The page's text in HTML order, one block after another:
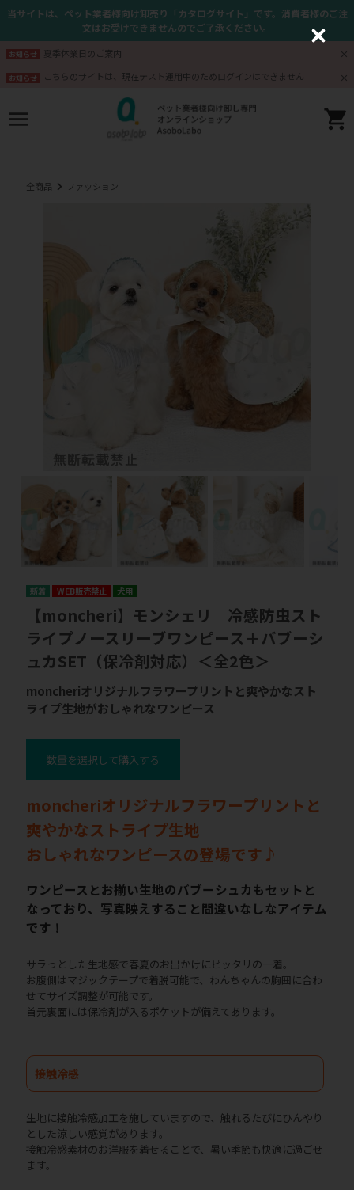
当サイトは、ペット業者様向け卸売り「カタログサイト」です。消費者様のご注
文はお受けできませんのでご了承ください。
お知らせ 夏季休業日のご案内
お知らせ こちらのサイトは、現在テスト運用中のためログインはできません
全商品 ファッション
WEB販売禁止 犬用
【moncheri】モンシェリ 冷感防虫スト
ライプノースリーブワンピース＋バブーシ
ュカSET（保冷剤対応）＜全2色＞
moncheriオリジナルフラワープリントと爽やかなスト
ライプ生地がおしゃれなワンピース
数量を選択して購入する
moncheriオリジナルフラワープリントと
爽やかなストライプ生地
おしゃれなワンピースの登場です♪
ワンピースとお揃い生地のバブーシュカもセットと
なっており、写真映えすること間違いなしなアイテム
です！
サラっとした生地感で春夏のお出かけにピッタリの一着。
お腹側はマジックテープで着脱可能で、わんちゃんの胸囲に合わ
せてサイズ調整が可能です。
首元裏面には保冷剤が入るポケットが備えてあります。
接触冷感
生地に接触冷感加工を施していますので、触れるたびにひんやり
とした涼しい感覚があります。
接触冷感素材のお洋服を着せることで、暑い季節も快適に過ごせ
ます。
C